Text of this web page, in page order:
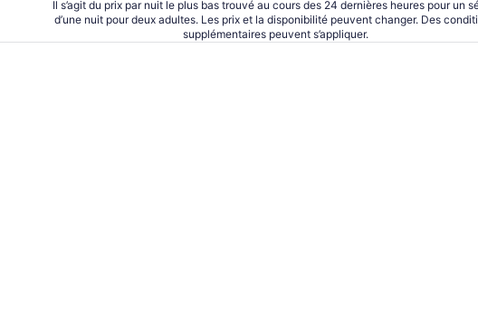
Il s’agit du prix par nuit le plus bas trouvé au cours des 24 dernières heures pour un
d’une nuit pour deux adultes. Les prix et la disponibilité peuvent changer. Des
supplémentaires peuvent s’appliquer.